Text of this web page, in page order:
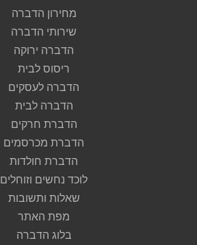
מחירון הדברה
שירותי הדברה
הדברה ירוקה
ריסוס לבית
הדברה לעסקים
הדברה לבית
הדברת חרקים
הדברת מכרסמים
הדברת חולדות
לוכד נחשים וזוחלים
שאלות ותשובות
מפת האתר
בלוג הדברה